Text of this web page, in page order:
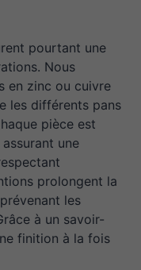
pourtant une
Nous
en zinc ou cuivre
les différents pans
pièce est
une
prolongent la
les
à un savoir-
finition à la fois